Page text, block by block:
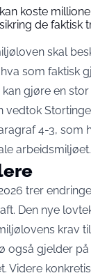
koste
de faktisk
skal
som faktisk
gjøre en
vedtok
4-3, som
arbeidsmiljøet.
trer
Den nye
krav
også gjelder
Videre